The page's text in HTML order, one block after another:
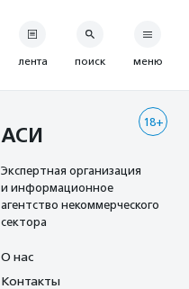
лента поиск меню
18+
АСИ
Экспертная организация
и информационное
агентство некоммерческого
сектора
О нас
Контакты